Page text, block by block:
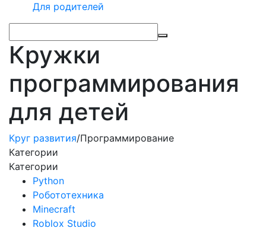
Для родителей
Кружки
программирования
для детей
Круг развития/Программирование
Категории
Категории
Python
Робототехника
Minecraft
Roblox Studio